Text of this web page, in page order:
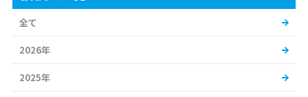
全て
2026年
2025年